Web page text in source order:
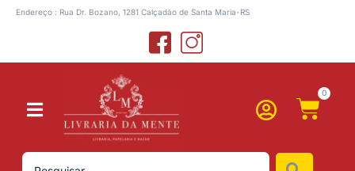
Endereço : Rua Dr. Bozano, 1281 Calçadão de Santa Maria-RS
0